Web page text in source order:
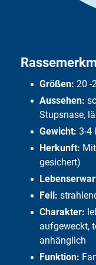
Größen: 20 -
Aussehen:
Stupsnase,
Gewicht: 3-4
Herkunft:
gesichert)
Fell:
Charakter:
aufgeweckt,
anhänglich
Funktion: